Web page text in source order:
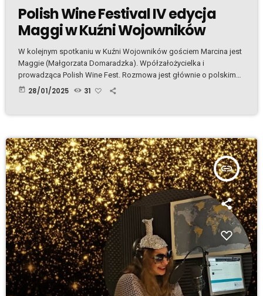
Polish Wine Festival IV edycja
Maggi w Kuźni Wojowników
W kolejnym spotkaniu w Kuźni Wojowników gościem Marcina jest
Maggie (Małgorzata Domaradzka). Wpółzałożycielka i
prowadząca Polish Wine Fest. Rozmowa jest głównie o polskim
winie a przede wszystkim na temat czwartej edycji Polish Wine
today 28/01/2025 31
insert_link